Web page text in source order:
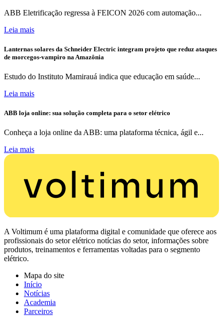
ABB Eletrificação regressa à FEICON 2026 com automação...
Leia mais
Lanternas solares da Schneider Electric integram projeto que reduz ataques
de morcegos-vampiro na Amazônia
Estudo do Instituto Mamirauá indica que educação em saúde...
Leia mais
ABB loja online: sua solução completa para o setor elétrico
Conheça a loja online da ABB: uma plataforma técnica, ágil e...
Leia mais
A Voltimum é uma plataforma digital e comunidade que oferece aos
profissionais do setor elétrico notícias do setor, informações sobre
produtos, treinamentos e ferramentas voltadas para o segmento
elétrico.
Mapa do site
Início
Notícias
Academia
Parceiros